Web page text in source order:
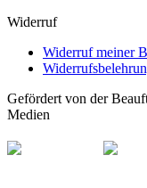
Widerruf
Widerruf meiner
Gefördert von der
Medien